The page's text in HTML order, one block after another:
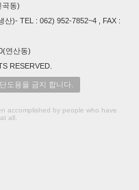
곡동)
)- TEL : 062) 952-7852~4 , FAX :
연산동)
RESERVED.
도용을 금지 합니다.
accomplished by people who have
all.